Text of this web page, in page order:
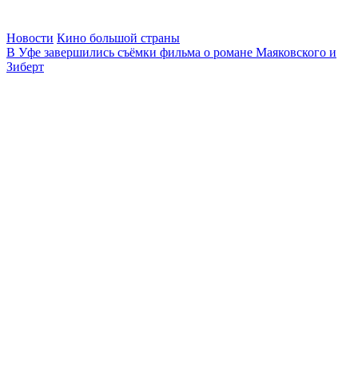
Новости Кино большой страны
В Уфе завершились съёмки фильма о романе Маяковского и
Зиберт